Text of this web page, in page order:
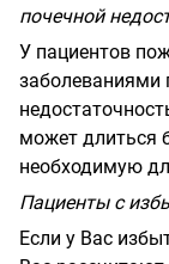
почечной
У пациентов
заболеваниями
может длиться
необходимую
Пациенты с
Если у Вас